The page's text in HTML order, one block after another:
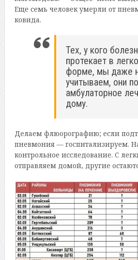
Еще семь человек умерли от
ковида.
Тех, у кого
протекает в
форме, мы даже
учитываем, они
амбулаторное
дому.
Делаем флюорографию; если
пневмония — госпитализируем.
контрольное исследование. С
отправляем домой, другие